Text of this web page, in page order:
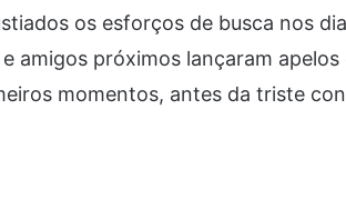
os esforços de busca nos
amigos próximos lançaram
momentos, antes da triste